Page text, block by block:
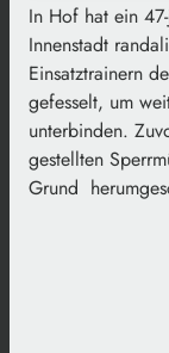
In Hof hat ein
Innenstadt
Einsatztrainern
gefesselt, um
unterbinden.
gestellten
Grund